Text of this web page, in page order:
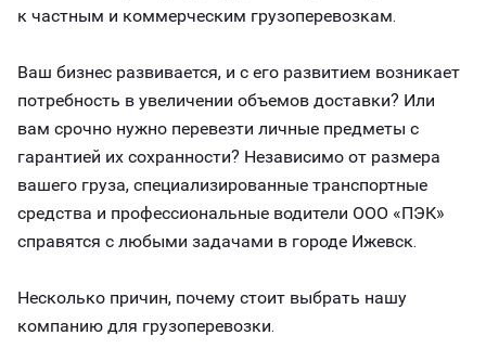
к частным и коммерческим грузоперевозкам.
Ваш бизнес развивается, и с его развитием возникает
потребность в увеличении объемов доставки? Или
вам срочно нужно перевезти личные предметы с
гарантией их сохранности? Независимо от размера
вашего груза, специализированные транспортные
средства и профессиональные водители ООО «ПЭК»
справятся с любыми задачами в городе Ижевск.
Несколько причин, почему стоит выбрать нашу
компанию для грузоперевозки.